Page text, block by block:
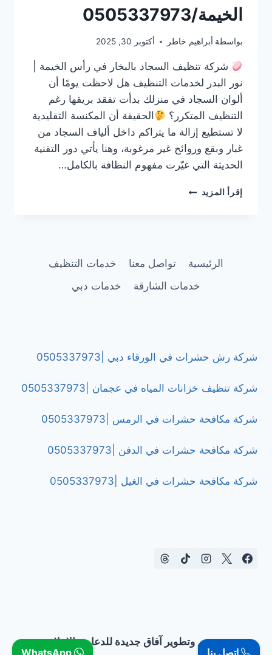
الخيمة/0505337973
بواسطة أبراهيم خاطر أكتوبر 30, 2025
شركة تنظيف السجاد بالبخار في رأس الخيمة |
نور البدر لخدمات التنظيف هل لاحظت يومًا أن
ألوان السجاد في منزلك بدأت تفقد بريقها رغم
التنظيف المتكرر؟
الحقيقة أن المكنسة التقليدية
لا تستطيع إزالة ما يتراكم داخل ألياف السجاد من
غبار وبقع وروائح غير مرغوبة، وهنا يأتي دور التقنية
الحديثة التي غيّرت مفهوم النظافة بالكامل…
إقرأ المزيد شركة
الخيمة/0505337973الرئيسية تواصل معنا
خدمات التنظيف
خدمات الشارقة
خدمات دبي
شركة رش حشرات في الورقاء دبي |0505337973
شركة تنظيف خزانات المياه في عجمان |0505337973
شركة مكافحة حشرات في الرمس |0505337973
شركة مكافحة حشرات في الدفن |0505337973
شركة مكافحة حشرات في الغيل |0505337973
تصميم وتطوير آفاق جديدة للدعاية والإعلان
اتصل بنا